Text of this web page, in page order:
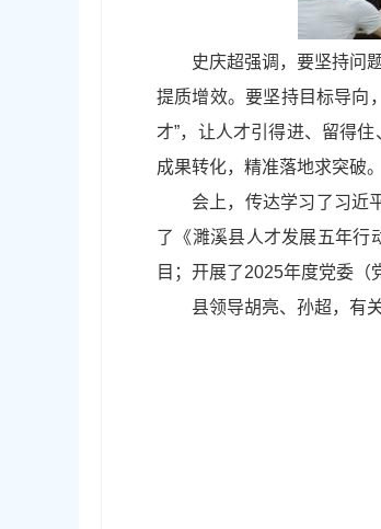
史庆超强调，要坚持问
提质增效。要坚持目标导向
才”，让人才引得进、留得
成果转化，精准落地求突破。
会上，传达学习了习近
了《濉溪县人才发展五年行
目；开展了2025年度党委（
县领导胡亮、孙超，有